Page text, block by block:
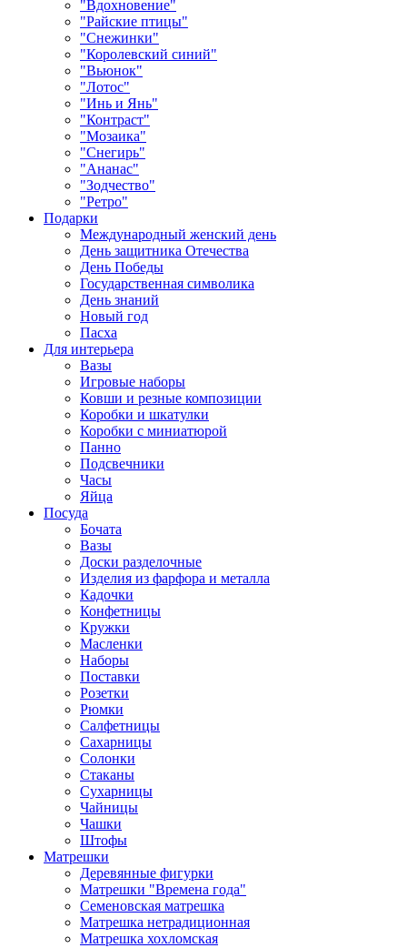
"Вдохновение"
"Райские птицы"
"Снежинки"
"Королевский синий"
"Вьюнок"
"Лотос"
"Инь и Янь"
"Контраст"
"Мозаика"
"Снегирь"
"Ананас"
"Зодчество"
"Ретро"
Подарки
Международный женский день
День защитника Отечества
День Победы
Государственная символика
День знаний
Новый год
Пасха
Для интерьера
Вазы
Игровые наборы
Ковши и резные композиции
Коробки и шкатулки
Коробки с миниатюрой
Панно
Подсвечники
Часы
Яйца
Посуда
Бочата
Вазы
Доски разделочные
Изделия из фарфора и металла
Кадочки
Конфетницы
Кружки
Масленки
Наборы
Поставки
Розетки
Рюмки
Салфетницы
Сахарницы
Солонки
Стаканы
Сухарницы
Чайницы
Чашки
Штофы
Матрешки
Деревянные фигурки
Матрешки "Времена года"
Семеновская матрешка
Матрешка нетрадиционная
Матрешка хохломская